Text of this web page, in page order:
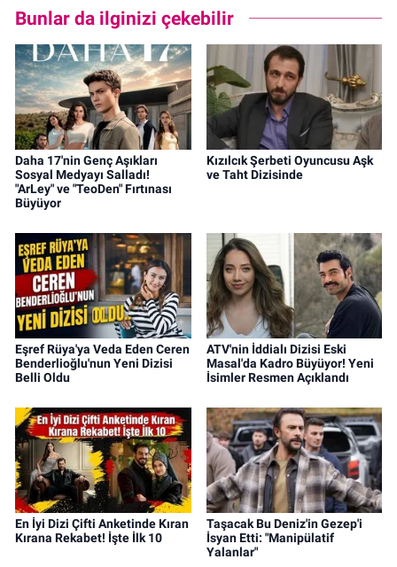
Bunlar da ilginizi çekebilir
Daha 17'nin Genç Aşıkları
Sosyal Medyayı Salladı!
"ArLey" ve "TeoDen" Fırtınası
Büyüyor
Kızılcık Şerbeti Oyuncusu Aşk
ve Taht Dizisinde
Eşref Rüya'ya Veda Eden Ceren
Benderlioğlu'nun Yeni Dizisi
Belli Oldu
ATV'nin İddialı Dizisi Eski
Masal'da Kadro Büyüyor! Yeni
İsimler Resmen Açıklandı
En İyi Dizi Çifti Anketinde Kıran
Kırana Rekabet! İşte İlk 10
Taşacak Bu Deniz'in Gezep'i
İsyan Etti: "Manipülatif
Yalanlar"